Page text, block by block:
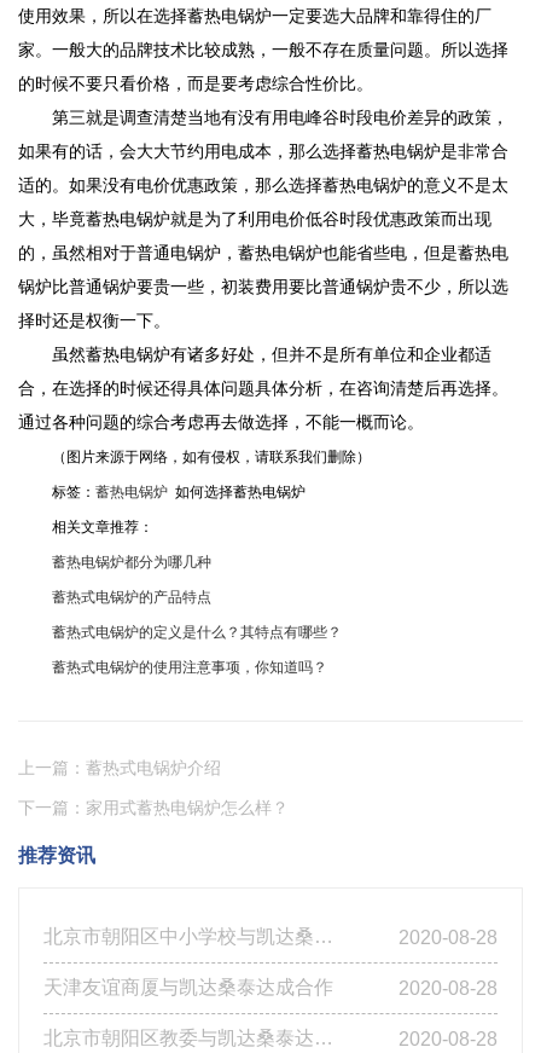
使用效果，所以在选择蓄热电锅炉一定要选大品牌和靠得住的厂
家。一般大的品牌技术比较成熟，一般不存在质量问题。所以选择
的时候不要只看价格，而是要考虑综合性价比。
第三就是调查清楚当地有没有用电峰谷时段电价差异的政策，
如果有的话，会大大节约用电成本，那么选择蓄热电锅炉是非常合
适的。如果没有电价优惠政策，那么选择蓄热电锅炉的意义不是太
大，毕竟蓄热电锅炉就是为了利用电价低谷时段优惠政策而出现
的，虽然相对于普通电锅炉，蓄热电锅炉也能省些电，但是蓄热电
锅炉比普通锅炉要贵一些，初装费用要比普通锅炉贵不少，所以选
择时还是权衡一下。
虽然蓄热电锅炉有诸多好处，但并不是所有单位和企业都适
合，在选择的时候还得具体问题具体分析，在咨询清楚后再选择。
通过各种问题的综合考虑再去做选择，不能一概而论。
（图片来源于网络，如有侵权，请联系我们删除）
标签： 蓄热电锅炉 如何选择蓄热电锅炉
相关文章推荐：
蓄热电锅炉都分为哪几种
蓄热式电锅炉的产品特点
蓄热式电锅炉的定义是什么？其特点有哪些？
蓄热式电锅炉的使用注意事项，你知道吗？
上一篇：蓄热式电锅炉介绍
下一篇：家用式蓄热电锅炉怎么样？
推荐资讯
北京市朝阳区中小学校与凯达桑泰达成合作 2020-08-28
天津友谊商厦与凯达桑泰达成合作 2020-08-28
北京市朝阳区教委与凯达桑泰达成合作 2020-08-28